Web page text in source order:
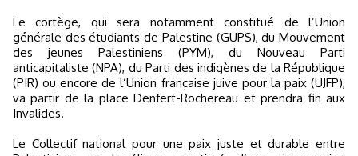
Le cortège, qui sera notamment constitué de l’Union
générale des étudiants de Palestine (GUPS), du Mouvement
des jeunes Palestiniens (PYM), du Nouveau Parti
anticapitaliste (NPA), du Parti des indigènes de la République
(PIR) ou encore de l’Union française juive pour la paix (UJFP),
va partir de la place Denfert-Rochereau et prendra fin aux
Invalides.
Le Collectif national pour une paix juste et durable entre